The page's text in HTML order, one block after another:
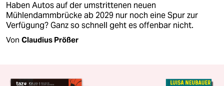
Haben Autos auf der umstrittenen neuen
Mühlendammbrücke ab 2029 nur noch eine Spur zur
Verfügung? Ganz so schnell geht es offenbar nicht.
Von Claudius Prößer